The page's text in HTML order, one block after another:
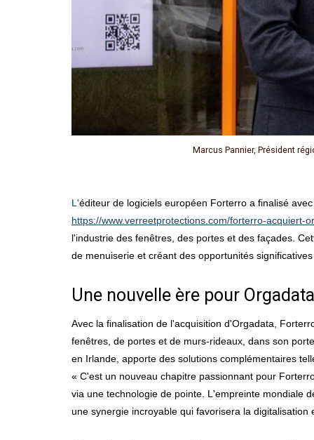
Marcus Pannier, Président
L'éditeur de logiciels européen Forterro a finalisé
https://www.verreetprotections.com/forterro-acquiert-
l'industrie des fenêtres, des portes et des façades.
de menuiserie et créant des opportunités
Une nouvelle ère pour
Avec la finalisation de l'acquisition d'Orgadata,
fenêtres, de portes et de murs-rideaux, dans son
en Irlande, apporte des solutions complémentaires
« C'est un nouveau chapitre passionnant pour
via une technologie de pointe. L'empreinte mondiale
une synergie incroyable qui favorisera la